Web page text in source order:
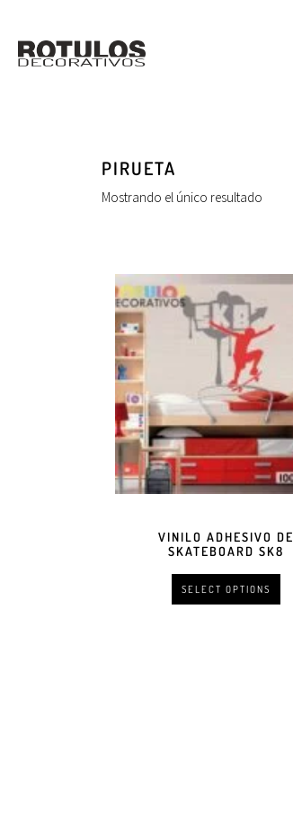
PIRUETA
Mostrando el único resultado
VINILO ADHESIVO DE
SKATEBOARD SK8
SELECT OPTIONS